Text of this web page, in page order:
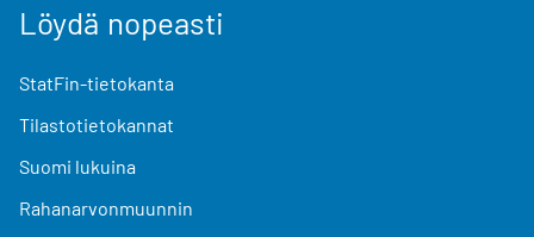
Löydä nopeasti
StatFin-tietokanta
Tilastotietokannat
Suomi lukuina
Rahanarvonmuunnin